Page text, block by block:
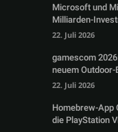
Microsoft und
Milliarden-
22. Juli 2026
gamescom
neuem
22. Juli 2026
Homebrew-App
die PlayStation